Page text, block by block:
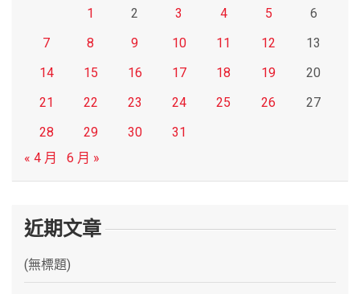
1
2 3 4 5
6
7
8 9 10 11 12
13
14
15 16 17 18 19
20
21
22 23 24 25 26
27
28
29 30
31
« 4 月
6 月 »
近期文章
(無標題)